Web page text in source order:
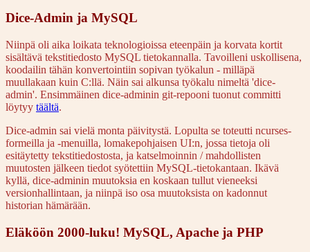
Dice-Admin ja MySQL
Niinpä oli aika loikata teknologioissa eteenpäin ja korvata kortit
sisältävä tekstitiedosto MySQL tietokannalla. Tavoilleni uskollisena,
koodailin tähän konvertointiin sopivan työkalun - milläpä
muullakaan kuin C:llä. Näin sai alkunsa työkalu nimeltä 'dice-
admin'. Ensimmäinen dice-adminin git-repooni tuonut committi
löytyy täältä.
Dice-admin sai vielä monta päivitystä. Lopulta se toteutti ncurses-
formeilla ja -menuilla, lomakepohjaisen UI:n, jossa tietoja oli
esitäytetty tekstitiedostosta, ja katselmoinnin / mahdollisten
muutosten jälkeen tiedot syötettiin MySQL-tietokantaan. Ikävä
kyllä, dice-adminin muutoksia en koskaan tullut vieneeksi
versionhallintaan, ja niinpä iso osa muutoksista on kadonnut
historian hämärään.
Eläköön 2000-luku! MySQL, Apache ja PHP